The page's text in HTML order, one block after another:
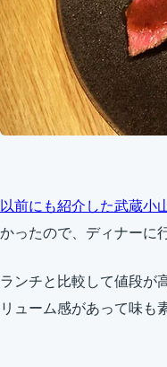
以前にも紹介した武蔵小
かったので、ディナーに
ランチと比較して値段が
リューム感があって味も